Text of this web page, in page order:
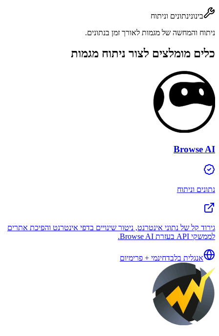
בינונינתונים וניתוח
ניתוח והמחשה של מגמות לאורך זמן בנתונים.
כלים מומלצים לצור ניתוח מגמות
Browse AI
נתונים וניתוח
גירוד קל של נתוני אינטרנט, ניטור שינויים בדפי אינטרנט והפיכת אתרים
לממשקי API בעזרת Browse AI.
אנגלית בלבדחינמי + פרימיום